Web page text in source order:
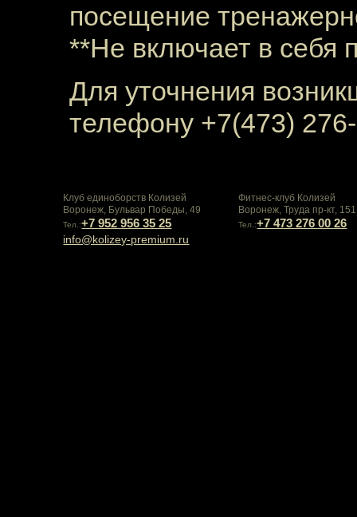
посещение
**Не включает в себя
Для уточнения
телефону +7(473)
Клуб единоборств Колизей
Воронеж, Бульвар Победы, 49
Тел.:+7 952 956 35 25
Фитнес-клуб Колизей
Воронеж, Труда пр-кт, 151
Тел.:+7 473 276 00 26
info@kolizey-premium.ru